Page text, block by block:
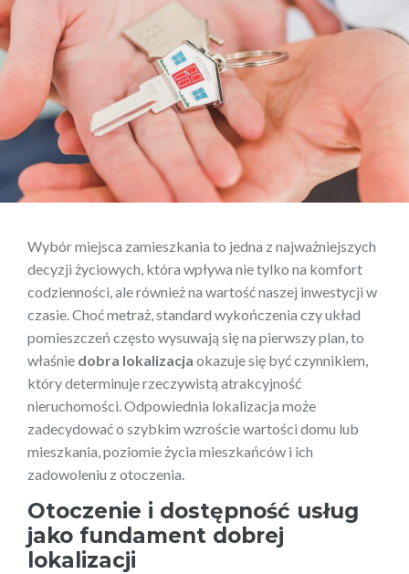
Wybór miejsca zamieszkania to jedna z najważniejszych
decyzji życiowych, która wpływa nie tylko na komfort
codzienności, ale również na wartość naszej inwestycji w
czasie. Choć metraż, standard wykończenia czy układ
pomieszczeń często wysuwają się na pierwszy plan, to
właśnie dobra lokalizacja okazuje się być czynnikiem,
który determinuje rzeczywistą atrakcyjność
nieruchomości. Odpowiednia lokalizacja może
zadecydować o szybkim wzroście wartości domu lub
mieszkania, poziomie życia mieszkańców i ich
zadowoleniu z otoczenia.
Otoczenie i dostępność usług
jako fundament dobrej
lokalizacji